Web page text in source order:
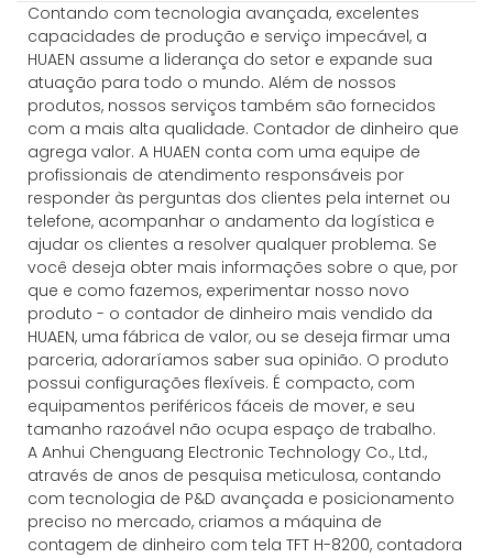
Contando com tecnologia avançada, excelentes
capacidades de produção e serviço impecável, a
HUAEN assume a liderança do setor e expande sua
atuação para todo o mundo. Além de nossos
produtos, nossos serviços também são fornecidos
com a mais alta qualidade. Contador de dinheiro que
agrega valor. A HUAEN conta com uma equipe de
profissionais de atendimento responsáveis ​​por
responder às perguntas dos clientes pela internet ou
telefone, acompanhar o andamento da logística e
ajudar os clientes a resolver qualquer problema. Se
você deseja obter mais informações sobre o que, por
que e como fazemos, experimentar nosso novo
produto - o contador de dinheiro mais vendido da
HUAEN, uma fábrica de valor, ou se deseja firmar uma
parceria, adoraríamos saber sua opinião. O produto
possui configurações flexíveis. É compacto, com
equipamentos periféricos fáceis de mover, e seu
tamanho razoável não ocupa espaço de trabalho.
A Anhui Chenguang Electronic Technology Co., Ltd.,
através de anos de pesquisa meticulosa, contando
com tecnologia de P&D avançada e posicionamento
preciso no mercado, criamos a máquina de
contagem de dinheiro com tela TFT H-8200, contadora